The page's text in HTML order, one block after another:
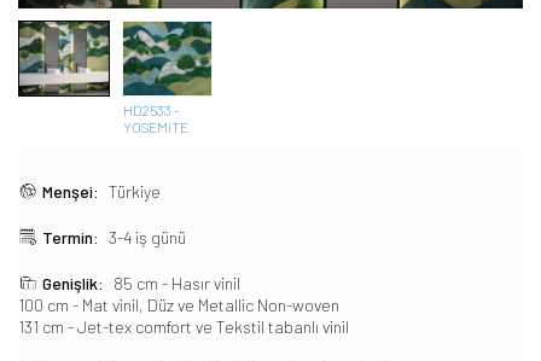
HD2533 -
YOSEMITE
Menşei: Türkiye
Termin: 3-4 iş günü
Genişlik:
85 cm - Hasır vinil
100 cm - Mat vinil, Düz ve Metallic Non-woven
131 cm - Jet-tex comfort ve Tekstil tabanlı vinil